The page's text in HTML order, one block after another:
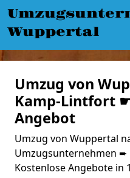
Wuppertal
Umzug von
Kamp-Lintfort
Angebot
Umzug von Wuppertal
Umzugsunternehmen ➨
Kostenlose Angebote in